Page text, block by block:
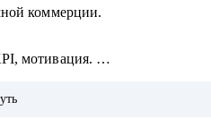
коммерции.
мотивация.
проектов.